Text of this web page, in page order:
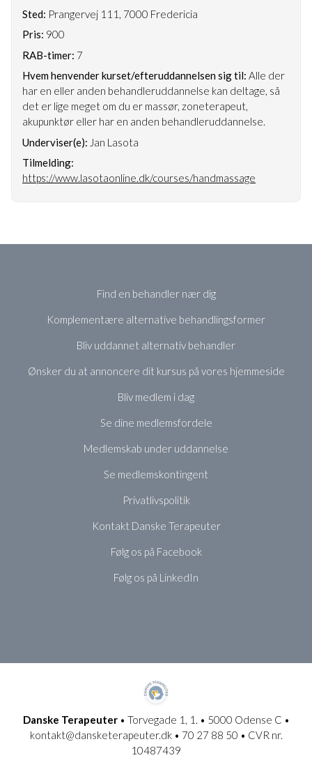
Sted: Prangervej 111, 7000 Fredericia
Pris: 900
RAB-timer: 7
Hvem henvender kurset/efteruddannelsen sig til: Alle der
har en eller anden behandleruddannelse kan deltage, så
det er lige meget om du er massør, zoneterapeut,
akupunktør eller har en anden behandleruddannelse.
Underviser(e): Jan Lasota
Tilmelding:
https://www.lasotaonline.dk/courses/handmassage
Find en behandler nær dig
Komplementære alternative behandlingsformer
Bliv uddannet alternativ behandler
Ønsker du at annoncere dit kursus på vores hjemmeside
Bliv medlem i dag
Se dine medlemsfordele
Medlemskab under uddannelse
Se medlemskontingent
Privatlivspolitik
Kontakt Danske Terapeuter
Følg os på Facebook
Følg os på LinkedIn
Danske Terapeuter• Torvegade 1, 1. • 5000 Odense C •
kontakt@dansketerapeuter.dk • 70 27 88 50 • CVR nr.
10487439